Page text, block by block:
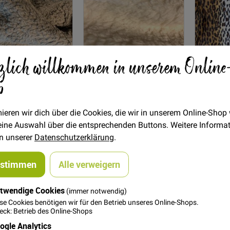
willkommen in unserem
wir dich über die Cookies, die wir in unserem Online-Shop
Auswahl über die entsprechenden Buttons. Weitere
unsererDatenschutzerklärung.
Alle verweigern
Cookies (immer notwendig)
Cookies benötigen wir für den Betrieb unseres Online-Shops.
Betrieb des Online-Shops
Analytics
Plüsch
Polyester - Grau
Teddy Plüsch